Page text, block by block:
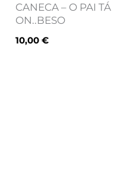
CANECA – O PAI TÁ
ON..BESO
10,00 €